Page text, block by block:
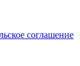
соглашение